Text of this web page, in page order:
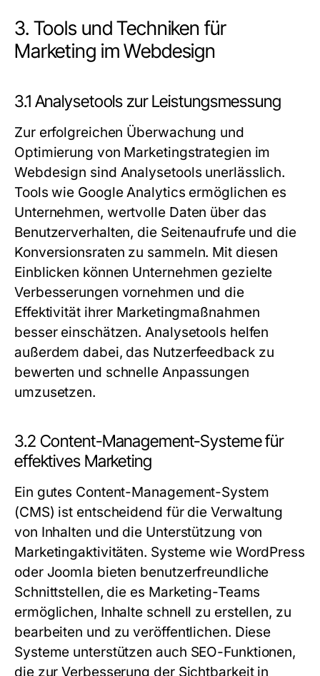
3. Tools und Techniken für
Marketing im Webdesign
3.1 Analysetools zur Leistungsmessung
Zur erfolgreichen Überwachung und
Optimierung von Marketingstrategien im
Webdesign sind Analysetools unerlässlich.
Tools wie Google Analytics ermöglichen es
Unternehmen, wertvolle Daten über das
Benutzerverhalten, die Seitenaufrufe und die
Konversionsraten zu sammeln. Mit diesen
Einblicken können Unternehmen gezielte
Verbesserungen vornehmen und die
Effektivität ihrer Marketingmaßnahmen
besser einschätzen. Analysetools helfen
außerdem dabei, das Nutzerfeedback zu
bewerten und schnelle Anpassungen
umzusetzen.
3.2 Content-Management-Systeme für
effektives Marketing
Ein gutes Content-Management-System
(CMS) ist entscheidend für die Verwaltung
von Inhalten und die Unterstützung von
Marketingaktivitäten. Systeme wie WordPress
oder Joomla bieten benutzerfreundliche
Schnittstellen, die es Marketing-Teams
ermöglichen, Inhalte schnell zu erstellen, zu
bearbeiten und zu veröffentlichen. Diese
Systeme unterstützen auch SEO-Funktionen,
die zur Verbesserung der Sichtbarkeit in